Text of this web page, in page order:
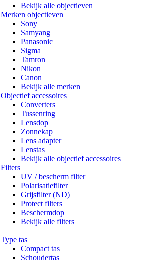
Bekijk alle objectieven
Merken objectieven
Sony
Samyang
Panasonic
Sigma
Tamron
Nikon
Canon
Bekijk alle merken
Objectief accessoires
Converters
Tussenring
Lensdop
Zonnekap
Lens adapter
Lenstas
Bekijk alle objectief accessoires
Filters
UV / bescherm filter
Polarisatiefilter
Grijsfilter (ND)
Protect filters
Beschermdop
Bekijk alle filters
Type tas
Compact tas
Schoudertas